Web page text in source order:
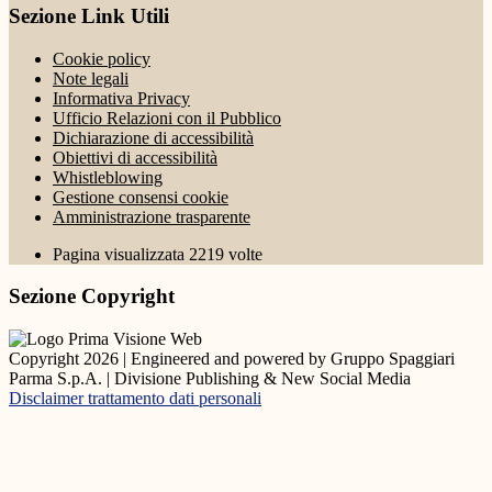
Sezione Link Utili
Cookie policy
Note legali
Informativa Privacy
Ufficio Relazioni con il Pubblico
Dichiarazione di accessibilità
Obiettivi di accessibilità
Whistleblowing
Gestione consensi cookie
Amministrazione trasparente
Pagina visualizzata 2219 volte
Sezione Copyright
Copyright 2026 | Engineered and powered by Gruppo Spaggiari
Parma S.p.A. | Divisione Publishing & New Social Media
Disclaimer trattamento dati personali